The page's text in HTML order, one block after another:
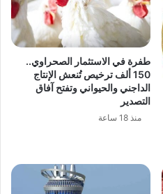
طفرة في الاستثمار الصحراوي..
150 ألف ترخيص تُنعش الإنتاج
الداجني والحيواني وتفتح آفاق
التصدير
منذ 18 ساعة